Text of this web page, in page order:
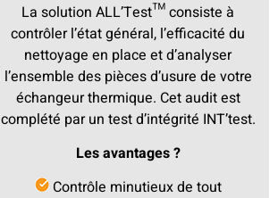
La solution ALL’Test™ consiste à
contrôler l’état général, l’efficacité du
nettoyage en place et d’analyser
l’ensemble des pièces d’usure de votre
échangeur thermique. Cet audit est
complété par un test d’intégrité INT’test.
Les avantages ?
Contrôle minutieux de tout